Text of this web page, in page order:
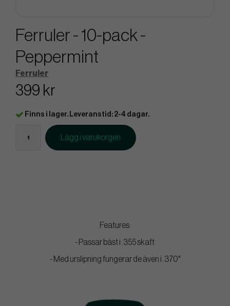
Ferruler - 10-pack -
Peppermint
Ferruler
399 kr
Finns i lager. Leveranstid: 2-4 dagar.
Lägg i varukorgen
Features:
- Passar bäst i .355 skaft
- Med urslipning fungerar de även i .370"